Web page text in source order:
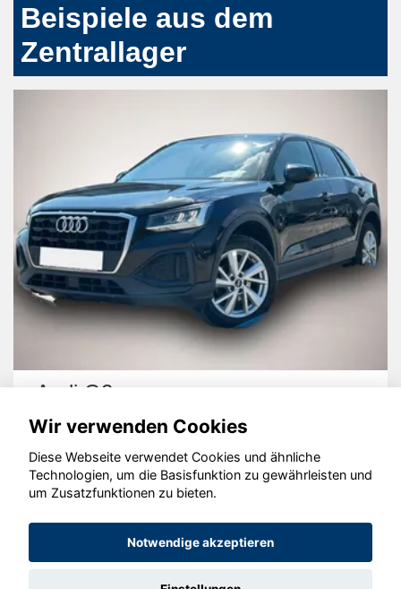
Beispiele aus dem
Zentrallager
Audi Q2
© konjunkturmotor.de GmbH 2020 - 2026
Wir verwenden Cookies
Diese Webseite verwendet Cookies und ähnliche
Technologien, um die Basisfunktion zu gewährleisten und
um Zusatzfunktionen zu bieten.
Notwendige akzeptieren